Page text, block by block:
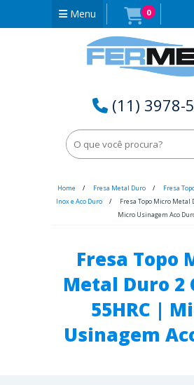
Menu 0
(11) 3978-
Home Fresa Metal Duro
Fresa
Inox e Aco Duro
Fresa Topo Micro Metal
Micro Usinagem Aco
Fresa Topo
Metal Duro 2
55HRC |
Usinagem